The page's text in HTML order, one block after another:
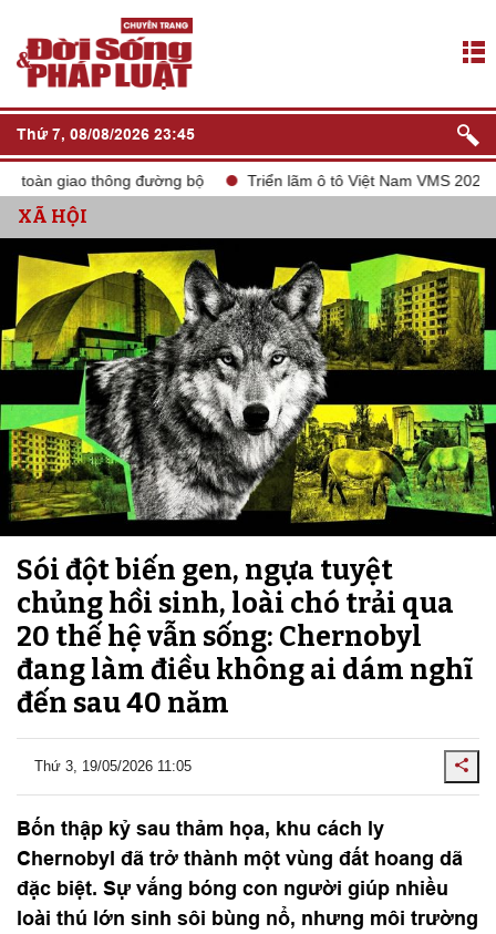
Thứ 7, 08/08/2026 23:45
thông đường bộ Triển lãm ô tô Việt Nam VMS 2024 tắt
XÃ HỘI
Sói đột biến gen, ngựa tuyệt
chủng hồi sinh, loài chó trải qua
20 thế hệ vẫn sống: Chernobyl
đang làm điều không ai dám nghĩ
đến sau 40 năm
Thứ 3, 19/05/2026 11:05
Bốn thập kỷ sau thảm họa, khu cách ly
Chernobyl đã trở thành một vùng đất hoang dã
đặc biệt. Sự vắng bóng con người giúp nhiều
loài thú lớn sinh sôi bùng nổ, nhưng môi trường